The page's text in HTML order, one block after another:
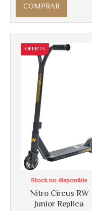
COMPRAR
OFERTA
Nitro Circus RW
Junior Replica
Stock no disponible